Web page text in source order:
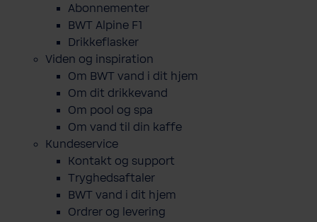
Abonnementer
BWT Alpine F1
Drikkeflasker
Viden og inspiration
Om BWT vand i dit hjem
Om dit drikkevand
Om pool og spa
Om vand til din kaffe
Kundeservice
Kontakt og support
Tryghedsaftaler
BWT vand i dit hjem
Ordrer og levering